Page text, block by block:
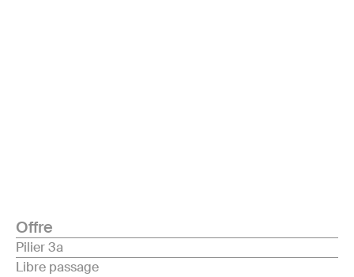
Offre
Pilier 3a
Libre passage